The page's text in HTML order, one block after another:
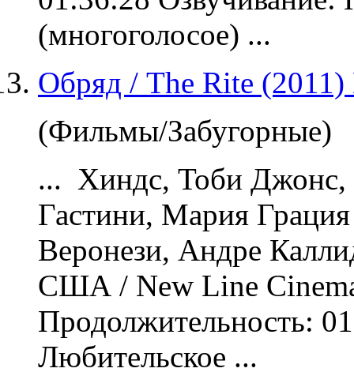
(многоголосое) ...
Обряд / The Rite
(Фильмы/Забугорные)
... Хиндс, Тоби Джонс,
Гастини, Мария
Веронези, Андре
США / New Line
Продолжительность:
Любительское ...